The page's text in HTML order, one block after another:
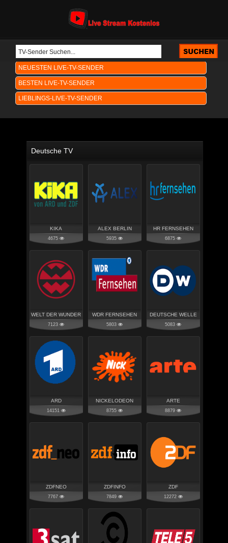
NEUESTEN LIVE-TV-SENDER
BESTEN LIVE-TV-SENDER
LIEBLINGS-LIVE-TV-SENDER
Deutsche TV
KIKA
4675
ALEX BERLIN
5935
HR FERNSEHEN
6875
WELT DER WUNDER
7123
WDR FERNSEHEN
5803
DEUTSCHE WELLE
5083
ARD
14151
NICKELODEON
8755
ARTE
8879
ZDFNEO
7767
ZDFINFO
7849
ZDF
12272